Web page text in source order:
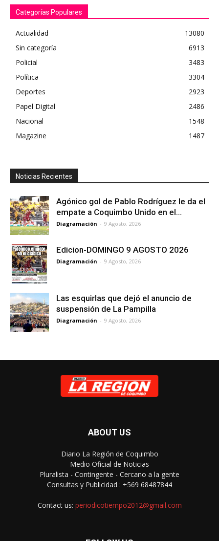
Categorías Populares
Actualidad
13080
Sin categoría
6913
Policial
3483
Política
3304
Deportes
2923
Papel Digital
2486
Nacional
1548
Magazine
1487
Noticias Recientes
Agónico gol de Pablo Rodríguez le da el
empate a Coquimbo Unido en el...
Diagramación - 9 Agosto, 2026
Edicion-DOMINGO 9 AGOSTO 2026
Diagramación - 9 Agosto, 2026
Las esquirlas que dejó el anuncio de
suspensión de La Pampilla
Diagramación - 9 Agosto, 2026
ABOUT US
Diario La Región de Coquimbo
Medio Oficial de Noticias
Pluralista - Contingente - Cercano a la gente
Consultas y Publicidad : +569 68487844
Contact us: periodicotiempo2012@gmail.com